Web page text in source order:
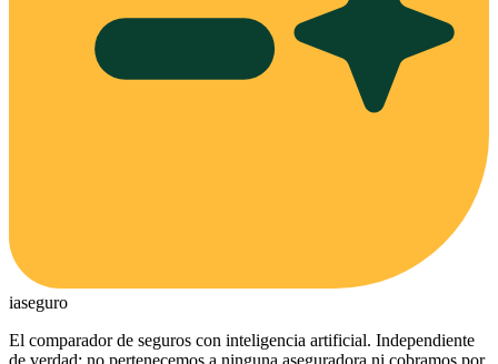
iaseguro
El comparador de seguros con inteligencia artificial. Independiente
de verdad: no pertenecemos a ninguna aseguradora ni cobramos por